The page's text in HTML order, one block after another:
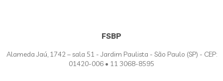
FSBP
Alameda Jaú, 1742 – sala 51 - Jardim Paulista - São Paulo (SP) - CEP:
01420-006 • 11 3068-8595